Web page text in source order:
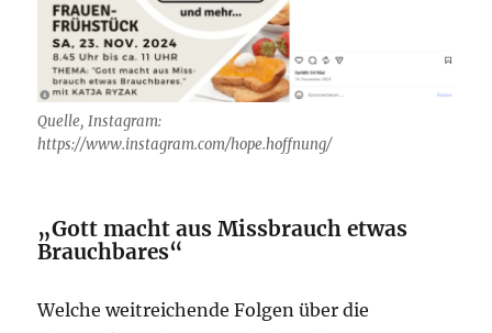
Quelle, Instagram:
https://www.instagram.com/hope.hoffnung/
„Gott macht aus Missbrauch etwas
Brauchbares“
Welche weitreichende Folgen über die